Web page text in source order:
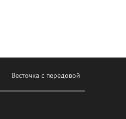
Весточка с передовой